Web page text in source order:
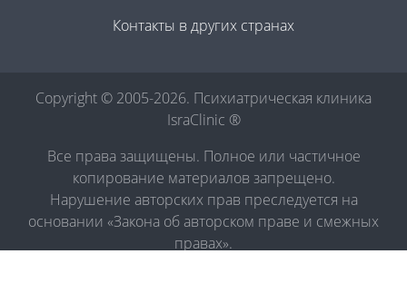
Контакты в других странах
Copyright © 2005-2026. Психиатрическая клиника
IsraClinic ®
Все права защищены. Полное или частичное
копирование материалов запрещено.
Нарушение авторских прав преследуется на
основании «Закона об авторском праве и смежных
правах».